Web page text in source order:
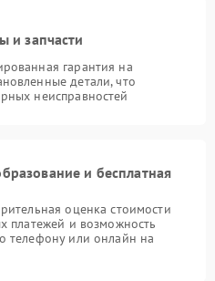
и запчасти
гарантия на
детали, что
неисправностей
и бесплатная
оценка стоимости
платежей и возможность
телефону или онлайн на